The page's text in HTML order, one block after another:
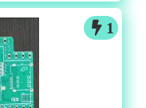
1